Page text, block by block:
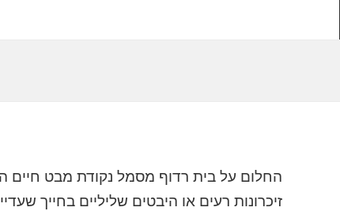
החלום על בית רדוף מסמל נקודת מבט חיים
זיכרונות רעים או היבטים שליליים בחייך